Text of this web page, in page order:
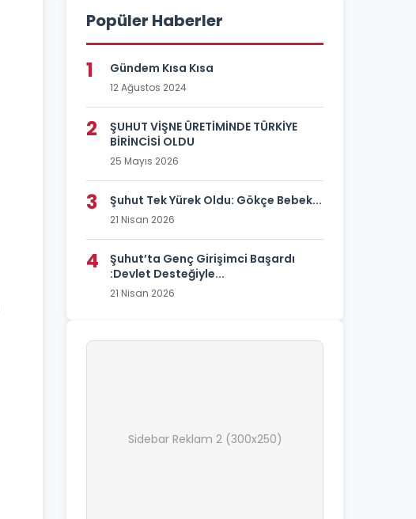
Popüler Haberler
1 Gündem Kısa Kısa
12 Ağustos 2024
2
ŞUHUT VİŞNE ÜRETİMİNDE TÜRKİYE
BİRİNCİSİ OLDU
25 Mayıs 2026
3 Şuhut Tek Yürek Oldu: Gökçe Bebek...
21 Nisan 2026
4
Şuhut’ta Genç Girişimci Başardı
:Devlet Desteğiyle...
21 Nisan 2026
Sidebar Reklam 2 (300x250)